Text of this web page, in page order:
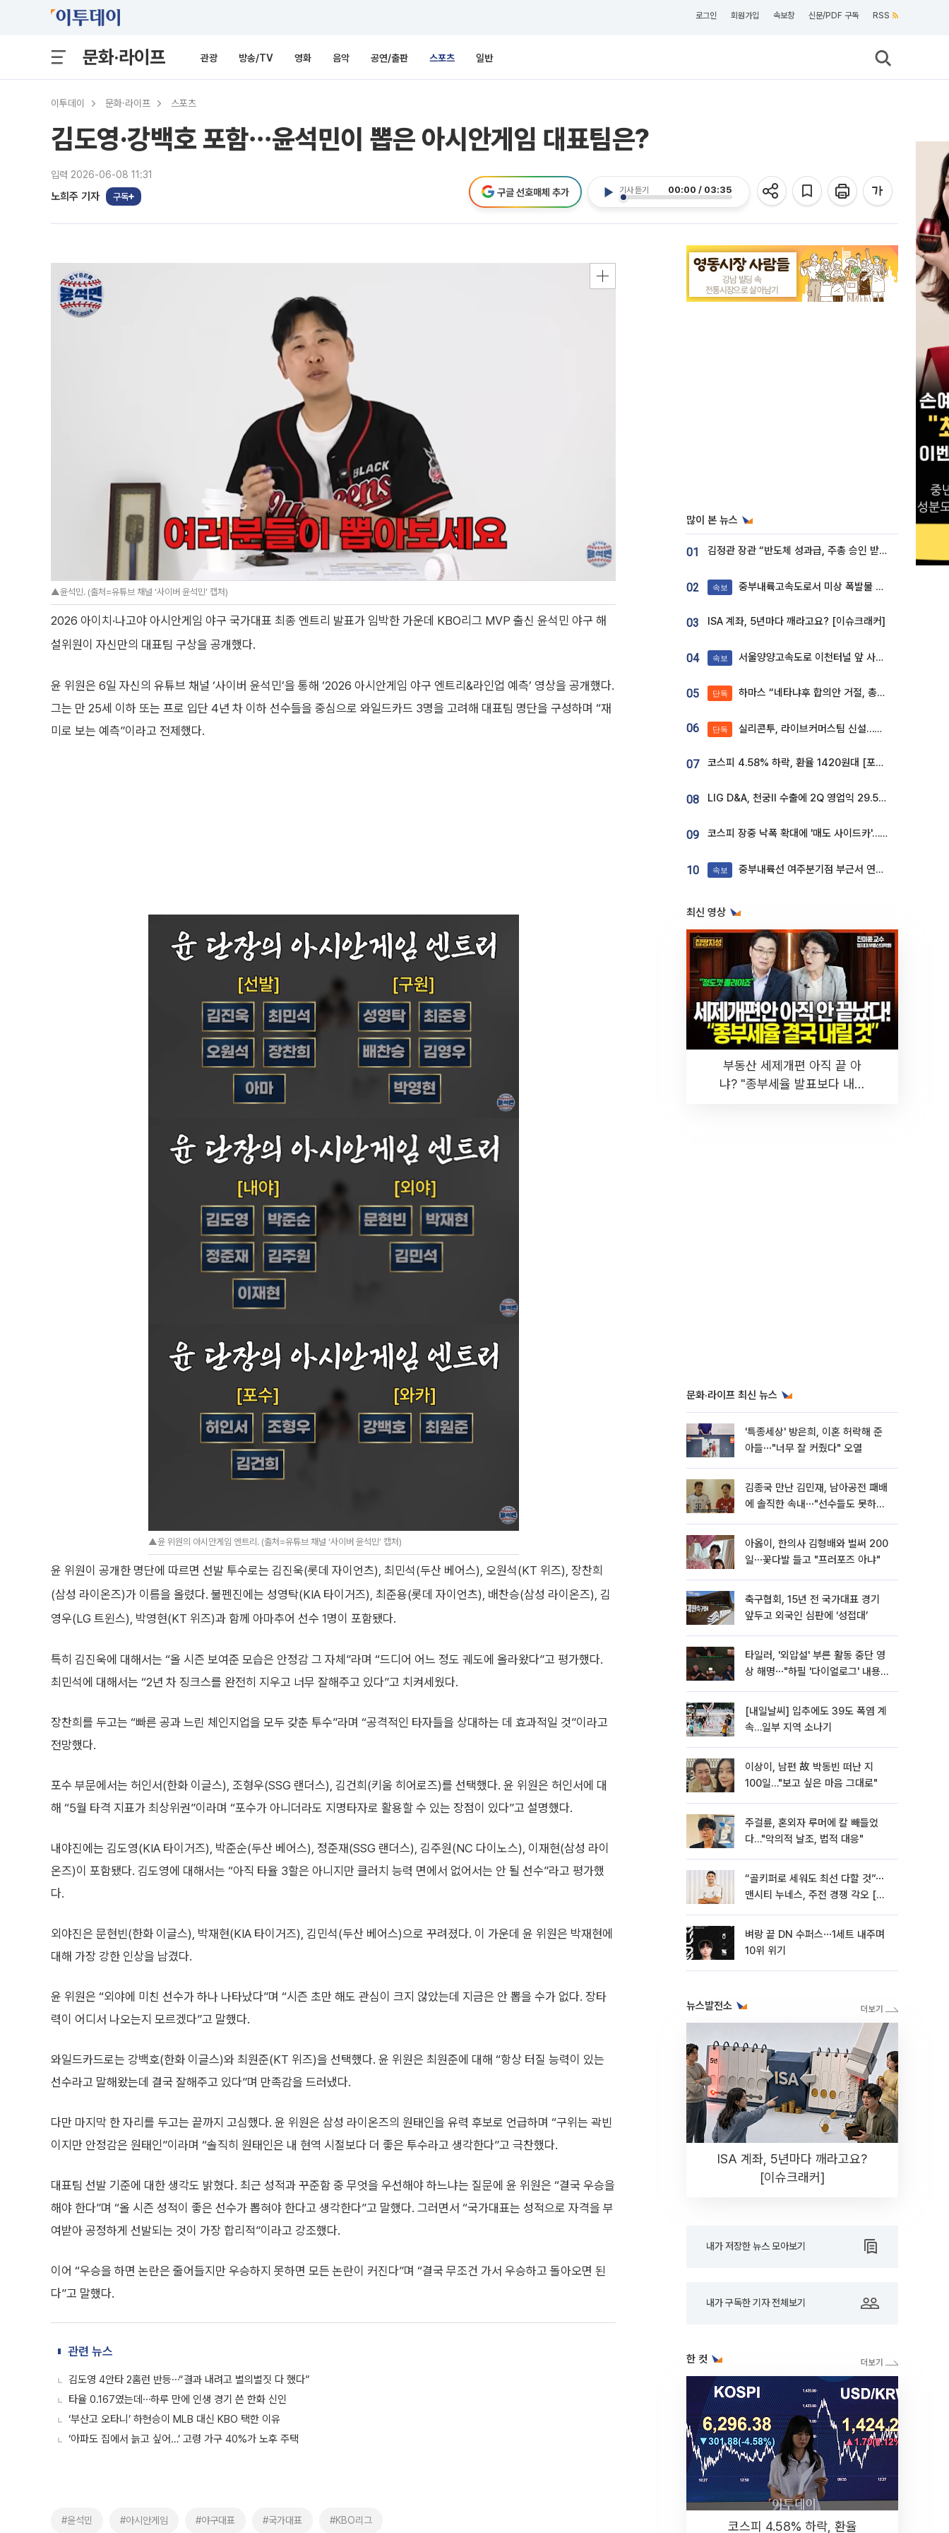
로그인 회원가입 속보창 신문/PDF 구독 RSS
문화·라이프 관광 방송/TV 영화 음악 공연/출판 스포츠 일반
이투데이 문화·라이프 스포츠
김도영·강백호 포함⋯윤석민이 뽑은 아시안게임 대표팀은?
입력 2026-06-08 11:31
노희주 기자 구독
기사 듣기 00:00 / 03:35
구글 선호매체 추가
▲윤석민. (출처=유튜브 채널 ‘사이버 윤석민’ 캡처)
2026 아이치·나고야 아시안게임 야구 국가대표 최종 엔트리 발표가 임박한 가운데 KBO리그 MVP 출신 윤석민 야구 해
설위원이 자신만의 대표팀 구상을 공개했다.
윤 위원은 6일 자신의 유튜브 채널 ‘사이버 윤석민’을 통해 ‘2026 아시안게임 야구 엔트리&라인업 예측’ 영상을 공개했다.
그는 만 25세 이하 또는 프로 입단 4년 차 이하 선수들을 중심으로 와일드카드 3명을 고려해 대표팀 명단을 구성하며 “재
미로 보는 예측”이라고 전제했다.
▲윤 위원의 아시안게임 엔트리. (출처=유튜브 채널 ‘사이버 윤석민’ 캡처)
윤 위원이 공개한 명단에 따르면 선발 투수로는 김진욱(롯데 자이언츠), 최민석(두산 베어스), 오원석(KT 위즈), 장찬희
(삼성 라이온즈)가 이름을 올렸다. 불펜진에는 성영탁(KIA 타이거즈), 최준용(롯데 자이언츠), 배찬승(삼성 라이온즈), 김
영우(LG 트윈스), 박영현(KT 위즈)과 함께 아마추어 선수 1명이 포함됐다.
특히 김진욱에 대해서는 “올 시즌 보여준 모습은 안정감 그 자체”라며 “드디어 어느 정도 궤도에 올라왔다”고 평가했다.
최민석에 대해서는 “2년 차 징크스를 완전히 지우고 너무 잘해주고 있다”고 치켜세웠다.
장찬희를 두고는 “빠른 공과 느린 체인지업을 모두 갖춘 투수”라며 “공격적인 타자들을 상대하는 데 효과적일 것”이라고
전망했다.
포수 부문에서는 허인서(한화 이글스), 조형우(SSG 랜더스), 김건희(키움 히어로즈)를 선택했다. 윤 위원은 허인서에 대
해 “5월 타격 지표가 최상위권”이라며 “포수가 아니더라도 지명타자로 활용할 수 있는 장점이 있다”고 설명했다.
내야진에는 김도영(KIA 타이거즈), 박준순(두산 베어스), 정준재(SSG 랜더스), 김주원(NC 다이노스), 이재현(삼성 라이
온즈)이 포함됐다. 김도영에 대해서는 “아직 타율 3할은 아니지만 클러치 능력 면에서 없어서는 안 될 선수”라고 평가했
다.
외야진은 문현빈(한화 이글스), 박재현(KIA 타이거즈), 김민석(두산 베어스)으로 꾸려졌다. 이 가운데 윤 위원은 박재현에
대해 가장 강한 인상을 남겼다.
윤 위원은 “외야에 미친 선수가 하나 나타났다”며 “시즌 초만 해도 관심이 크지 않았는데 지금은 안 뽑을 수가 없다. 장타
력이 어디서 나오는지 모르겠다”고 말했다.
와일드카드로는 강백호(한화 이글스)와 최원준(KT 위즈)을 선택했다. 윤 위원은 최원준에 대해 “항상 터질 능력이 있는
선수라고 말해왔는데 결국 잘해주고 있다”며 만족감을 드러냈다.
다만 마지막 한 자리를 두고는 끝까지 고심했다. 윤 위원은 삼성 라이온즈의 원태인을 유력 후보로 언급하며 “구위는 곽빈
이지만 안정감은 원태인”이라며 “솔직히 원태인은 내 현역 시절보다 더 좋은 투수라고 생각한다”고 극찬했다.
대표팀 선발 기준에 대한 생각도 밝혔다. 최근 성적과 꾸준함 중 무엇을 우선해야 하느냐는 질문에 윤 위원은 “결국 우승을
해야 한다”며 “올 시즌 성적이 좋은 선수가 뽑혀야 한다고 생각한다”고 말했다. 그러면서 “국가대표는 성적으로 자격을 부
여받아 공정하게 선발되는 것이 가장 합리적”이라고 강조했다.
이어 “우승을 하면 논란은 줄어들지만 우승하지 못하면 모든 논란이 커진다”며 “결국 무조건 가서 우승하고 돌아오면 된
다”고 말했다.
관련 뉴스
김도영 4안타 2홈런 반등⋯“결과 내려고 별의별짓 다 했다”
타율 0.167였는데⋯하루 만에 인생 경기 쓴 한화 신인
‘부산고 오타니’ 하현승이 MLB 대신 KBO 택한 이유
‘아파도 집에서 늙고 싶어…’ 고령 가구 40%가 노후 주택
#윤석민 #아시안게임 #야구대표 #국가대표 #KBO리그
많이 본 뉴스
01 김정관 장관 “반도체 성과급, 주총 승인 받도록”…상법·자본시장법 개정 시사
02 속보 중부내륙고속도로서 미상 폭발물 발견
03 ISA 계좌, 5년마다 깨라고요? [이슈크래커]
04 속보 서울양양고속도로 이천터널 앞 사고 발생
05 단독 하마스 “네타냐후 합의안 거절, 총선 앞두고 시간 끌기”
06 단독 실리콘투, 라이브커머스팀 신설…K뷰티 ‘글로벌 판매망’ 확대[K뷰티 라방戰]
07 코스피 4.58% 하락, 환율 1420원대 [포토]
08 LIG D&A, 천궁Ⅱ 수출에 2Q 영업익 29.5%↑…수주잔고 24.6조 [종합]
09 코스피 장중 낙폭 확대에 '매도 사이드카'…외인 2.8조'팔자'· 개인 3.1조 '사자'
10 속보 중부내륙선 여주분기점 부근서 연이은 추돌사고 발생
최신 영상
부동산 세제개편 아직 끝 아
냐? "종부세율 발표보다 내릴
문화·라이프 최신 뉴스
'특종세상' 방은희, 이혼 허락해 준
아들⋯"너무 잘 커줬다" 오열
김종국 만난 김민재, 남아공전 패배
에 솔직한 속내⋯"선수들도 못하긴
아옳이, 한의사 김형배와 벌써 200
일⋯꽃다발 들고 "프러포즈 아냐"
축구협회, 15년 전 국가대표 경기
앞두고 외국인 심판에 ‘성접대’
타일러, '외압설' 부른 활동 중단 영
상 해명⋯"하필 '다이얼로그' 내용이
[내일날씨] 입추에도 39도 폭염 계
속…일부 지역 소나기
이상이, 남편 故 박동빈 떠난 지
100일…"보고 싶은 마음 그대로"
주걸륜, 혼외자 루머에 칼 빼들었
다…"악의적 날조, 법적 대응"
“골키퍼로 세워도 최선 다할 것”⋯
맨시티 누네스, 주전 경쟁 각오 [인
벼랑 끝 DN 수퍼스⋯1세트 내주며
10위 위기
뉴스발전소
ISA 계좌, 5년마다 깨라고요?
[이슈크래커]
내가 저장한 뉴스 모아보기
내가 구독한 기자 전체보기
한 컷
코스피 4.58% 하락, 환율